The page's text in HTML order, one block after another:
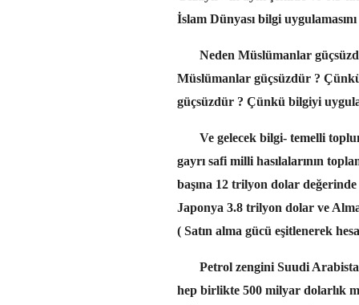
İslam Dünyası bilgi
Neden Müslümanlar
Müslümanlar güçsüzdür ?
güçsüzdür ? Çünkü bilgiyi
Ve gelecek bilgi- temelli
gayrı safi milli hasılalarının
başına 12 trilyon dolar
Japonya 3.8 trilyon dolar ve
( Satın alma gücü eşitlenerek
Petrol zengini Suudi
hep birlikte 500 milyar dolarlık